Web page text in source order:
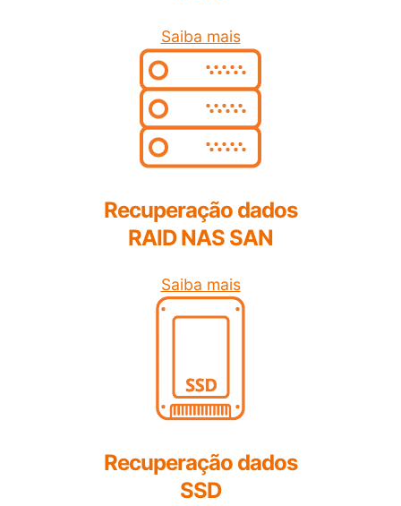
Saiba mais
Recuperação dados
RAID NAS SAN
Saiba mais
Recuperação dados
SSD